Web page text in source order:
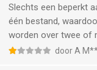
Slechts een beperkt
één bestand,
worden over twee of
door A